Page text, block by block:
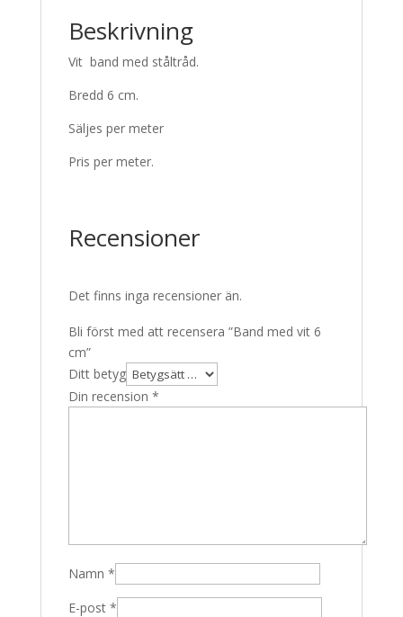
Beskrivning
Vit band med ståltråd.
Bredd 6 cm.
Säljes per meter
Pris per meter.
Recensioner
Det finns inga recensioner än.
Bli först med att recensera ”Band med vit 6
cm”
Ditt betyg
Din recension *
Namn *
E-post *